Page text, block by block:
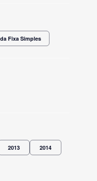
Fixa Simples
2013 2014